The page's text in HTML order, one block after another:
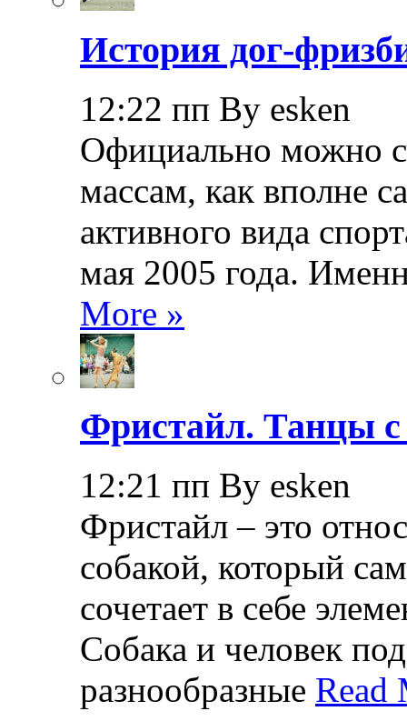
История дог-
12:22 пп By esken
Официально можно
массам, как вполне
активного вида
мая 2005 года.
More »
Фристайл. Танцы с
12:21 пп By esken
Фристайл – это
собакой, который
сочетает в себе
Собака и человек
разнообразные Read